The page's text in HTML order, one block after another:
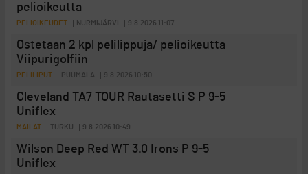
pelioikeutta
PELIOIKEUDET NURMIJÄRVI 9.8.2026 11:07
Ostetaan 2 kpl pelilippuja/ pelioikeutta
Viipurigolfiin
PELILIPUT PUUMALA 9.8.2026 10:50
Cleveland TA7 TOUR Rautasetti S P 9-5
Uniflex
MAILAT TURKU 9.8.2026 10:49
Wilson Deep Red WT 3.0 Irons P 9-5
Uniflex